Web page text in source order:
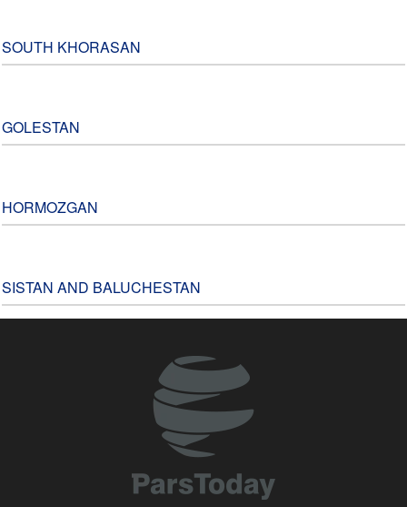
SOUTH KHORASAN
GOLESTAN
HORMOZGAN
SISTAN AND BALUCHESTAN